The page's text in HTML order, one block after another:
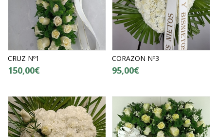
CRUZ Nº1
150,00€
CORAZON Nº3
95,00€